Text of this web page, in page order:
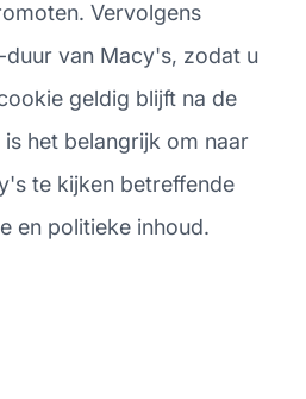
Vervolgens
van Macy's, zodat u
geldig blijft na de
het belangrijk om naar
te kijken betreffende
en politieke inhoud.